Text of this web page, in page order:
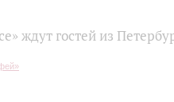
ждут гостей из